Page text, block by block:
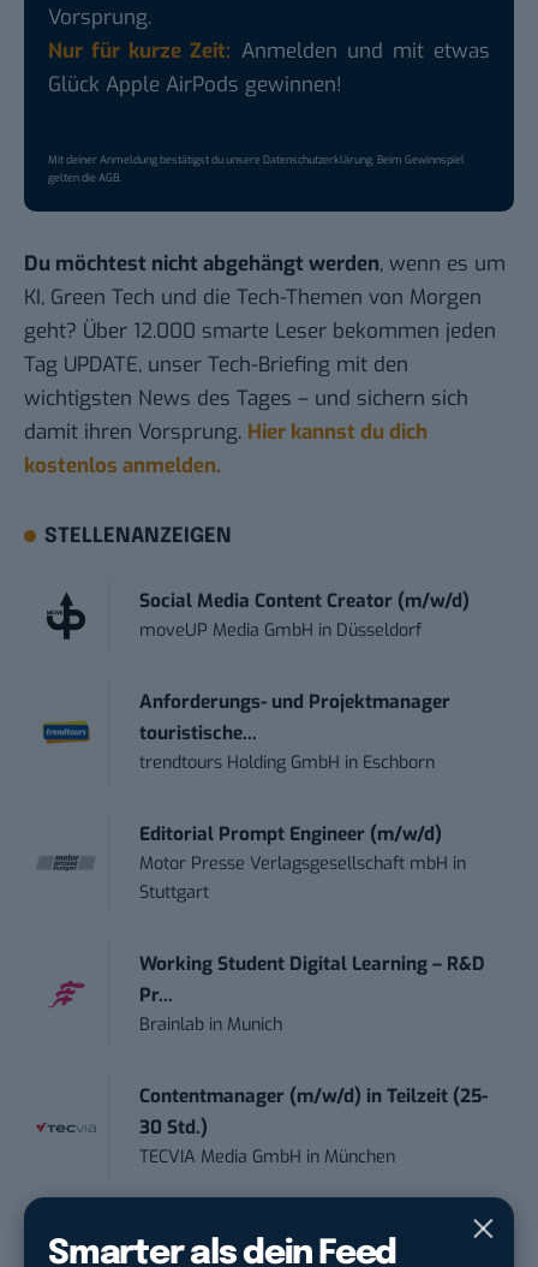
Smarter als dein Feed
Vorsprung.
Nur für kurze Zeit: Anmelden und mit etwas
Glück Apple AirPods gewinnen!
Mit deiner Anmeldung bestätigst du unsereDatenschutzerklärung. Beim Gewinnspiel
gelten dieAGB.
Du möchtest nicht abgehängt werden, wenn es um
KI, Green Tech und die Tech-Themen von Morgen
geht? Über 12.000 smarte Leser bekommen jeden
Tag UPDATE, unser Tech-Briefing mit den
wichtigsten News des Tages – und sichern sich
damit ihren Vorsprung. Hier kannst du dich
kostenlos anmelden.
STELLENANZEIGEN
Social Media Content Creator (m/w/d)
moveUP Media GmbH in Düsseldorf
Anforderungs- und Projektmanager
touristische...
trendtours Holding GmbH in Eschborn
Editorial Prompt Engineer (m/w/d)
Motor Presse Verlagsgesellschaft mbH in
Stuttgart
Working Student Digital Learning – R&D
Pr...
Brainlab in Munich
Contentmanager (m/w/d) in Teilzeit (25-
30 Std.)
TECVIA Media GmbH in München
Webdesign &amp...